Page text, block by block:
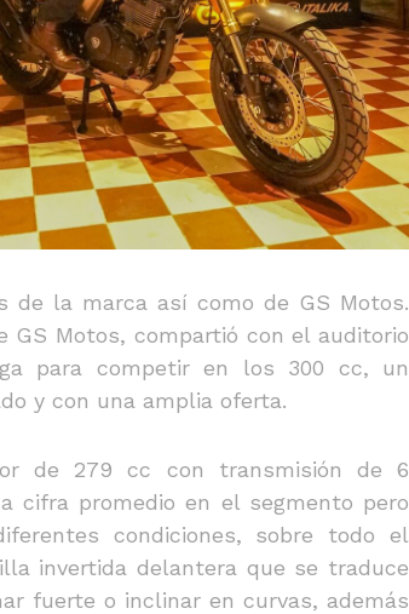
de la marca así como de GS Motos.
GS Motos, compartió con el auditorio
para competir en los 300 cc, un
y con una amplia oferta.
de 279 cc con transmisión de 6
cifra promedio en el segmento pero
condiciones, sobre todo el
invertida delantera que se traduce
fuerte o inclinar en curvas, además